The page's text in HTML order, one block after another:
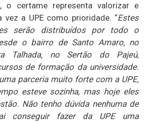
o certame representa valorizar e
vez a UPE como prioridade. “Estes
serão distribuídos por todo o
o bairro de Santo Amaro, no
Talhada, no Sertão do Pajeú,
de formação da universidade.
parceria muito forte com a UPE,
esteve sozinha, mas hoje eles
Não tenho dúvida nenhuma de
conseguir fazer da UPE uma